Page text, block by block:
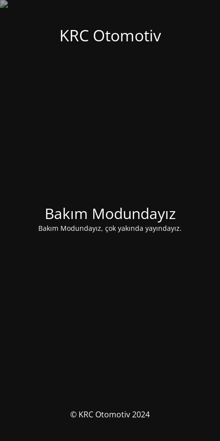
KRC Otomotiv
Bakım Modundayız
Bakım Modundayız, çok yakında yayındayız.
© KRC Otomotiv 2024